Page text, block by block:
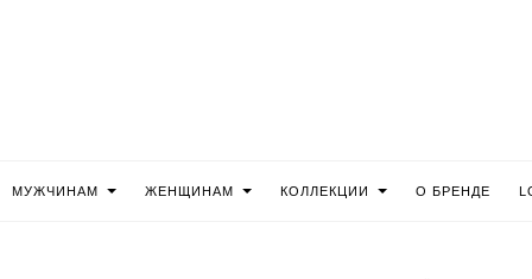
МУЖЧИНАМ ЖЕНЩИНАМ КОЛЛЕКЦИИ О БРЕНДЕ